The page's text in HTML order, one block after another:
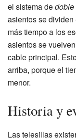
el sistema de
asientos se
más tiempo a los
asientos se
cable principal.
arriba, porque el
menor.
Historia y
Las telesillas